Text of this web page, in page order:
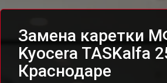
Замена каретки
Kyocera TASKalfa
Краснодаре